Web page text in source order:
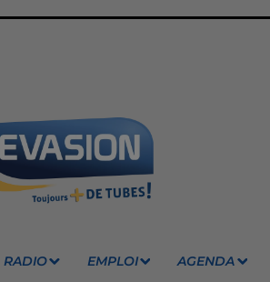
RADIO EMPLOI AGENDA